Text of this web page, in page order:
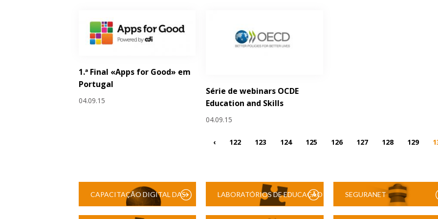
1.ª Final «Apps for Good» em
Portugal
04.09.15
Série de webinars OCDE
Education and Skills
04.09.15
‹ 122 123 124 125 126 127 128 129
CAPACITAÇÃO DIGITAL DAS LABORATÓRIOS DE EDUCAÇÃO SEGURANET